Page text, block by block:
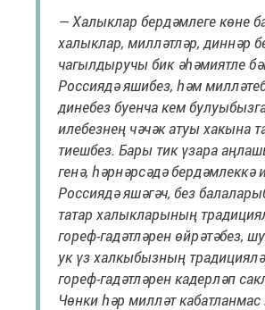
— Халыклар бердәмлеге көне
халыклар, милләтләр, диннәр
чагылдыручы бик әһәмиятле
Россиядә яшибез, һәм
динебез буенча кем
илебезнең чәчәк атуы хакына
тиешбез. Бары тик үзара
генә, һәрнәрсәдә бердәмлеккә
Россиядә яшәгәч, без
татар халыкларының
гореф-гадәтләрен өйрәтәбез,
ук үз халкыбызның
гореф-гадәтләрен кадерләп
Чөнки һәр милләт